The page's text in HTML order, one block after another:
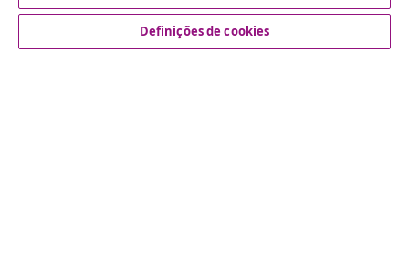
Atendimento ao clienteDefinições de cookies